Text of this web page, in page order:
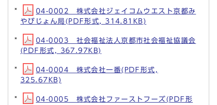
04-0002 株式会社ジェイコムウエスト京都み
やびじょん局(PDF形式, 314.81KB)
04-0003 社会福祉法人京都市社会福祉協議会
(PDF形式, 367.97KB)
04-0004 株式会社一番(PDF形式,
325.67KB)
04-0005 株式会社ファーストフーズ(PDF形